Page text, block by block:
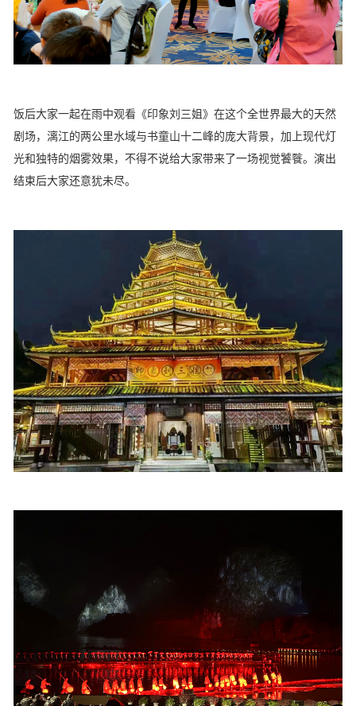
饭后大家一起在雨中观看《印象刘三姐》在这个全世界最大的天然
剧场，漓江的两公里水域与书童山十二峰的庞大背景，加上现代灯
光和独特的烟雾效果，不得不说给大家带来了一场视觉饕餮。演出
结束后大家还意犹未尽。